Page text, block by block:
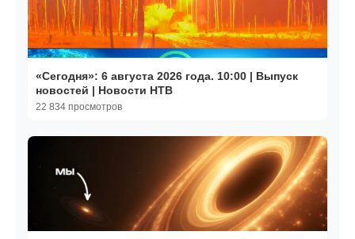
«Сегодня»: 6 августа 2026 года. 10:00 | Выпуск
новостей | Новости НТВ
22 834 просмотров